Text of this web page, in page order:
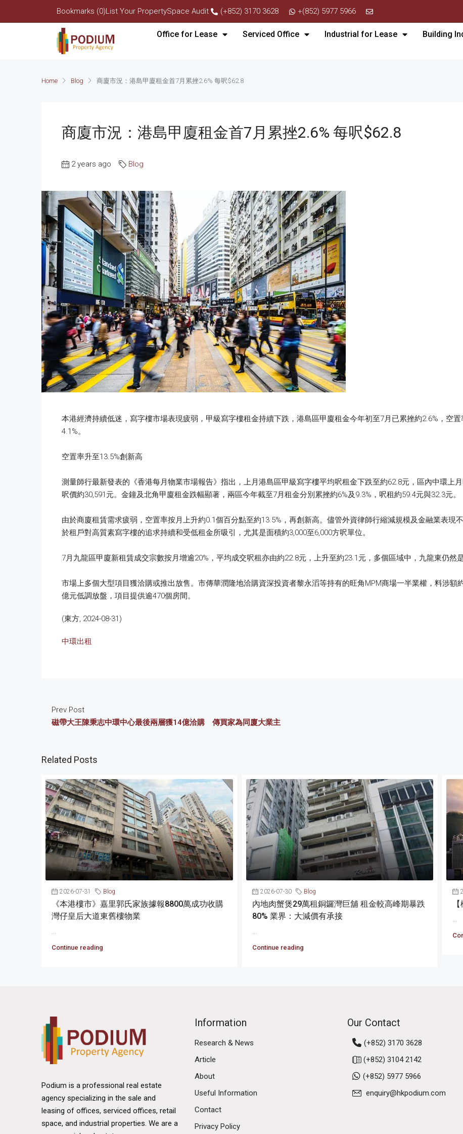
Bookmarks (0)List Your PropertySpace Audit (+852) 3170 3628 +(852) 5977 5966
Office for Lease Serviced Office Industrial for Lease Building
Home Blog 商廈市況：港島甲廈租金首7月累挫2.6% 每呎$62.8
商廈市況：港島甲廈租金首7月累挫2.6% 每呎$62.8
2 years ago Blog
本港經濟持續低迷，寫字樓市場表現疲弱，甲級寫字樓租金持續下跌，港島區甲廈租金今年初至7月已累挫約2.6%，空
4.1%。
空置率升至13.5%創新高
測量師行最新發表的《香港每月物業市場報告》指出，上月港島區甲級寫字樓平均呎租金下跌至約62.8元，區內中環上
呎價約30,591元。金鐘及北角甲廈租金跌幅顯著，兩區今年截至7月租金分別累挫約6%及9.3%，呎租約59.4元與32.3元。
由於商廈租賃需求疲弱，空置率按月上升約0.1個百分點至約13.5%，再創新高。儘管外資律師行縮減規模及金融業表現
於租戶對高質素寫字樓的追求持續和受低租金所吸引，尤其是面積約3,000至6,000方呎單位。
7月九龍區甲廈新租賃成交宗數按月增逾20%，平均成交呎租亦由約22.8元，上升至約23.1元，多個區域中，九龍東仍然
市場上多個大型項目獲洽購或推出放售。市傳華潤隆地洽購資深投資者黎永滔等持有的旺角MPM商場一半業權，料涉額
億元低調放盤，項目提供逾470個房間。
(東方, 2024-08-31)
中環出租
Prev Post
磁帶大王陳秉志中環中心最後兩層獲14億洽購 傳買家為同廈大業主
Related Posts
2026-07-31 Blog
《本港樓市》嘉里郭氏家族據報8800萬成功收購
灣仔皇后大道東舊樓物業
Continue reading
2026-07-30 Blog
內地肉蟹煲29萬租銅鑼灣巨舖 租金較高峰期暴跌
80% 業界：大減價有承接
Continue reading
Podium is a professional real estate
agency specializing in the sale and
leasing of offices, serviced offices, retail
space, and industrial properties. We are a
Information
Research & News
Article
About
Useful Information
Contact
Privacy Policy
Our Contact
(+852) 3170 3628
(+852) 3104 2142
(+852) 5977 5966
enquiry@hkpodium.com